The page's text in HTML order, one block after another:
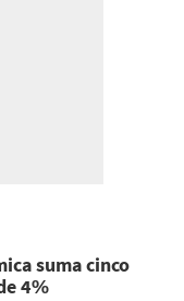
suma cinco
4%